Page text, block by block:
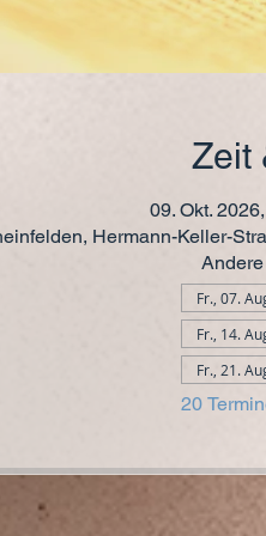
Zeit
09. Okt.
Hermann-Keller-
Fr., 07.
Fr., 14.
Fr., 21.
20